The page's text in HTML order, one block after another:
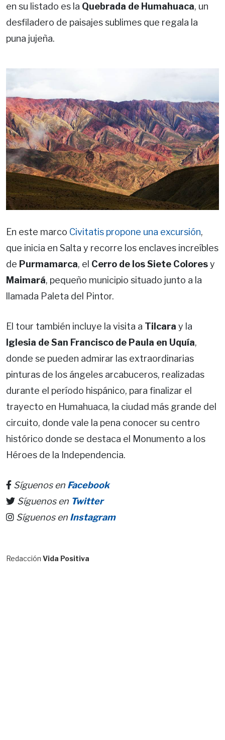
en su listado es la Quebrada de Humahuaca, un
desfiladero de paisajes sublimes que regala la
puna jujeña.
En este marco Civitatis propone una excursión,
que inicia en Salta y recorre los enclaves increíbles
de Purmamarca, el Cerro de los Siete Coloresy
Maimará, pequeño municipio situado junto a la
llamada Paleta del Pintor.
El tour también incluye la visita a Tilcara y la
Iglesia de San Francisco de Paula en Uquía,
donde se pueden admirar las extraordinarias
pinturas de los ángeles arcabuceros, realizadas
durante el período hispánico, para finalizar el
trayecto en Humahuaca, la ciudad más grande del
circuito, donde vale la pena conocer su centro
histórico donde se destaca el Monumento a los
Héroes de la Independencia.
Síguenos en Facebook
Síguenos en Twitter
Síguenos en Instagram
Redacción Vida Positiva